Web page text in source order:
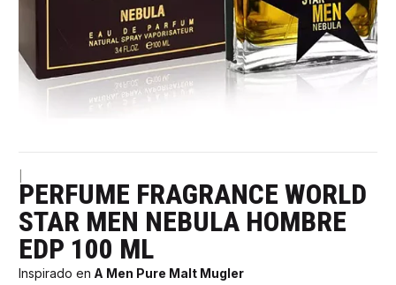
PERFUME FRAGRANCE WORLD
STAR MEN NEBULA HOMBRE
EDP 100 ML
Inspirado en A Men Pure Malt Mugler